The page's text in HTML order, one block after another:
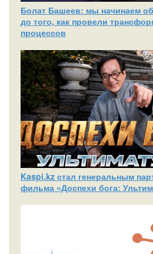
Болат Башеев: мы начинаем
до того, как провели
процессов
Kaspi.kz стал генеральным
фильма «Доспехи бога: